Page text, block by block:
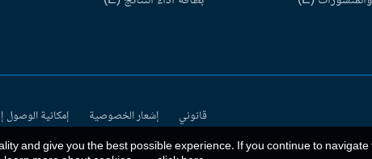
قانوني إشعار الخصوصية إمكانية الوصول
and give you the best possible experience. If you continue to